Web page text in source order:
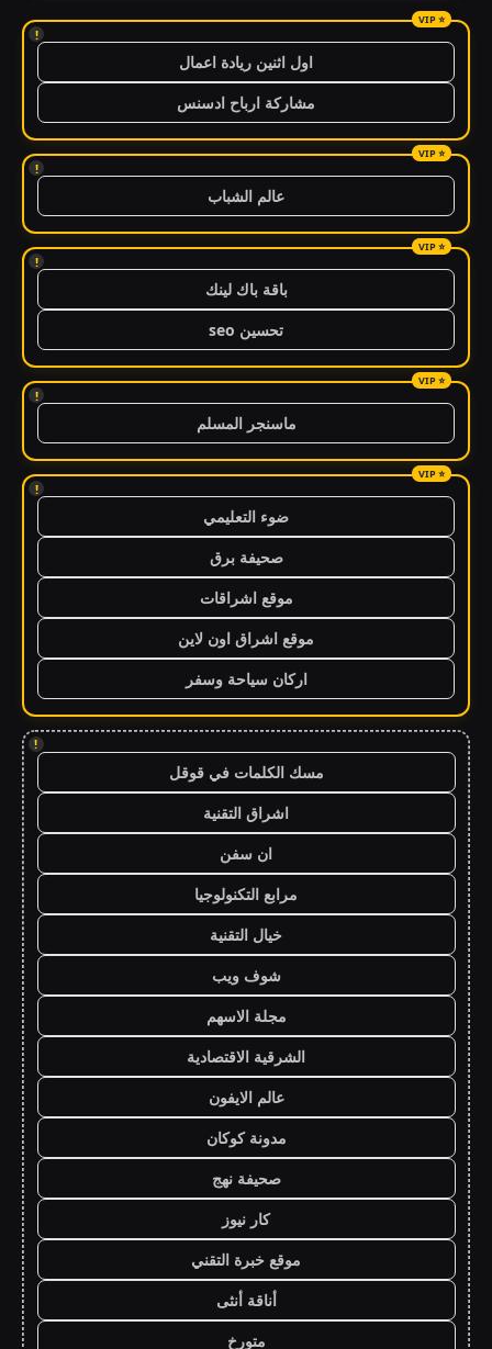
!
اول اثنين ريادة اعمال
مشاركة ارباح ادسنس
!
عالم الشباب
!
باقة باك لينك
تحسين seo
!
ماسنجر المسلم
!
ضوء التعليمي
صحيفة برق
موقع اشراقات
موقع اشراق اون لاين
اركان سياحة وسفر
!
مسك الكلمات في قوقل
اشراق التقنية
ان سفن
مرابع التكنولوجيا
خيال التقنية
شوف ويب
مجلة الاسهم
الشرقية الاقتصادية
عالم الايفون
مدونة كوكان
صحيفة نهج
كار نيوز
موقع خبرة التقني
أناقة أنثى
متورخ